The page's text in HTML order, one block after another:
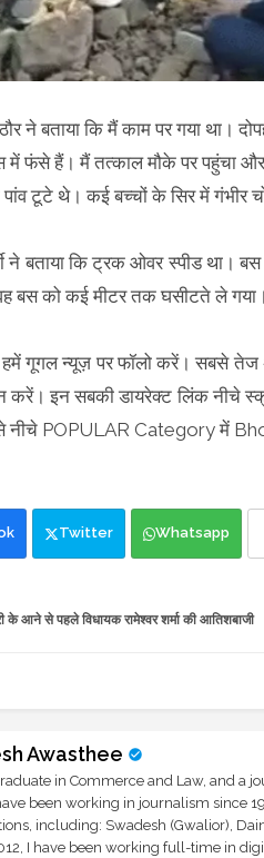
ने बताया कि मैं काम पर गया
में फंसे हैं। मैं तत्काल मौके पर पहुंचा
टूटे थे। कई बच्चों के सिर में
ने बताया कि ट्रक ओवर स्पीड था।
बस को कई मीटर तक घसीटते ले
गूगल न्यूज़ पर फॉलो करें। सबसे तेज
करें। इन सबकी डायरेक्ट लिंक नीचे
नीचे POPULAR Category में
Twitter Whatsapp
आने से पहले विधायक रामेश्वर शर्मा की आतिशबाजी
Awasthee
in Commerce and Law, and a
been working in journalism since
including: Swadesh (Gwalior),
I have been working full-time in